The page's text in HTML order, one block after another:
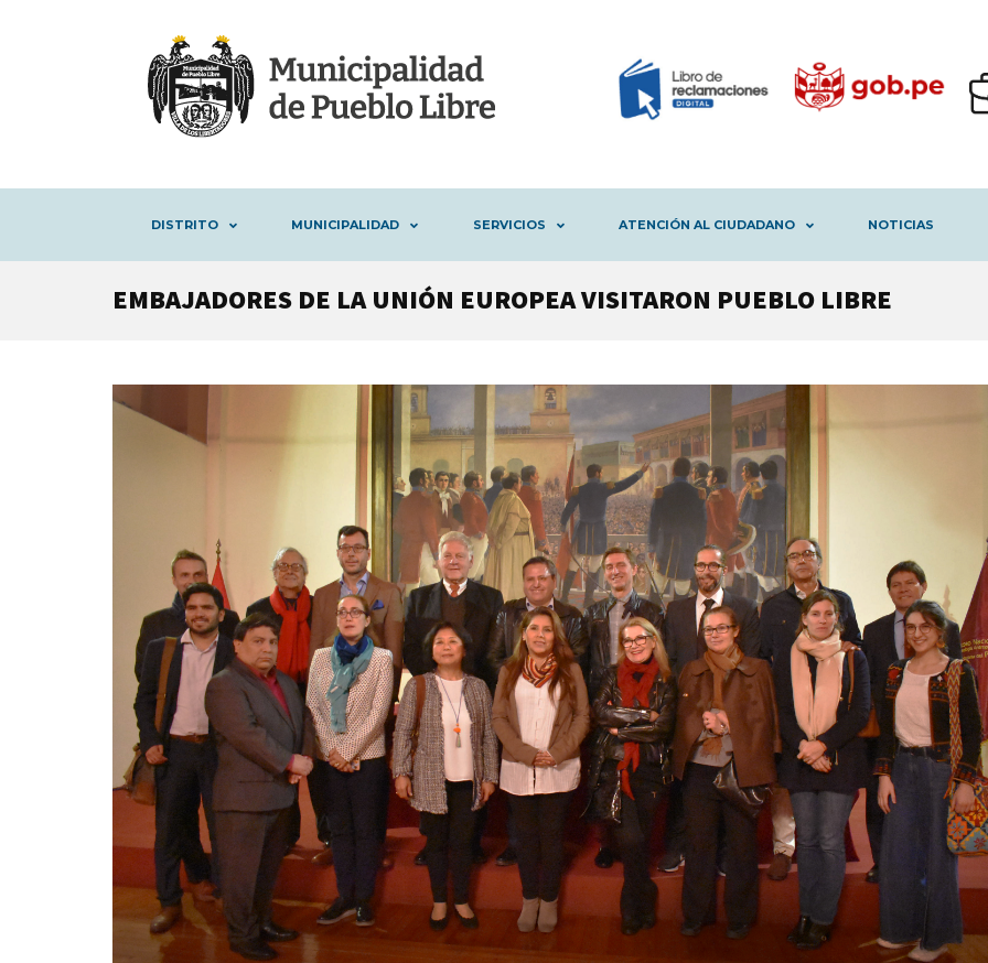
DISTRITO MUNICIPALIDAD SERVICIOS ATENCIÓN AL CIUDADANO NOTICIAS
EMBAJADORES DE LA UNIÓN EUROPEA VISITARON PUEBLO LIBRE